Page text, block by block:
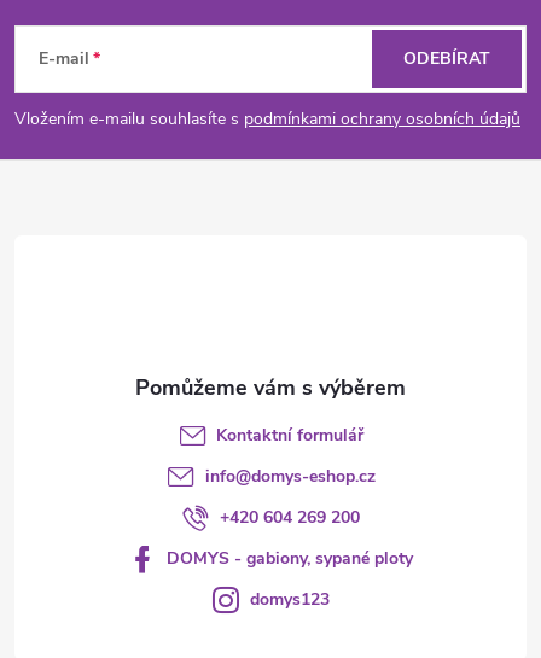
p
a
E-mail
Vložením e-mailu souhlasíte s podmínkami ochrany osobních údajů
ODEBÍRAT
Kontaktní formulář
info@domys-eshop.cz
+420 604 269 200
DOMYS - gabiony, sypané ploty
domys123